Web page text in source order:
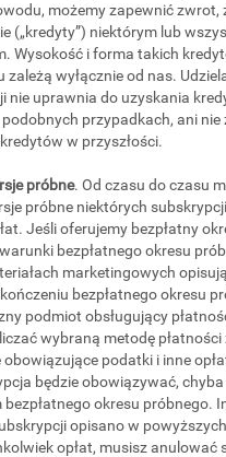
możemy zapewnić zwrot,
(„kredyty”) niektórym lub
Wysokość i forma takich
zależą wyłącznie od nas.
nie uprawnia do uzyskania
podobnych przypadkach, ani
w przyszłości.
próbne. Od czasu do czasu
próbne niektórych
Jeśli oferujemy bezpłatny
bezpłatnego okresu
marketingowych
bezpłatnego okresu
podmiot obsługujący
wybraną metodę płatności
obowiązujące podatki i inne
będzie obowiązywać,
bezpłatnego okresu próbnego.
opisano w
opłat, musisz anulować